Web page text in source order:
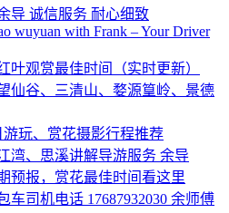
导 诚信服务 耐心细致
wuyuan with Frank – Your Driver
叶观赏最佳时间（实时更新）
仙谷、三清山、婺源篁岭、景德
玩、赏花摄影行程推荐
、思溪讲解导游服务 余导
预报，赏花最佳时间看这里
车司机电话 17687932030 余师傅